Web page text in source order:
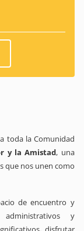
toda la Comunidad
y la Amistad, una
que nos unen como
de encuentro y
administrativos y